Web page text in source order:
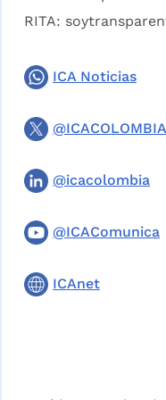
RITA:
ICA Noticias
@ICACOLOMBIA
@icacolombia
@ICAComunica
ICAnet